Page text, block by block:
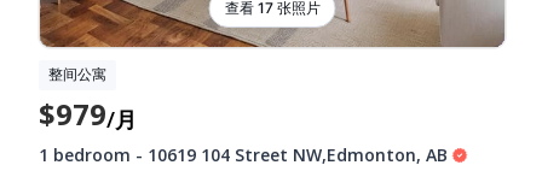
查看 17 张照片
整间公寓
$979/月
1 bedroom - 10619 104 Street NW,Edmonton, AB